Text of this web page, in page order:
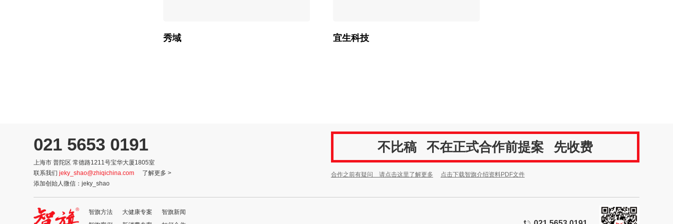
秀域 宜生科技
021 5653 0191
上海市 普陀区 常德路1211号宝华大厦1805室
联系我们jeky_shao@zhiqichina.com
了解更多 >
添加创始人微信：jeky_shao
不比稿 不在正式合作前提案 先收费
合作之前有疑问 请点击这里了解更多 点击下载智旗介绍资料PDF文件
智旗方法 大健康专案
智旗新闻